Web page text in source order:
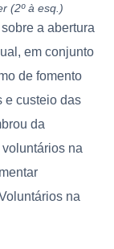
(2º à esq.)
a abertura
em conjunto
de fomento
e custeio das
da
na
na